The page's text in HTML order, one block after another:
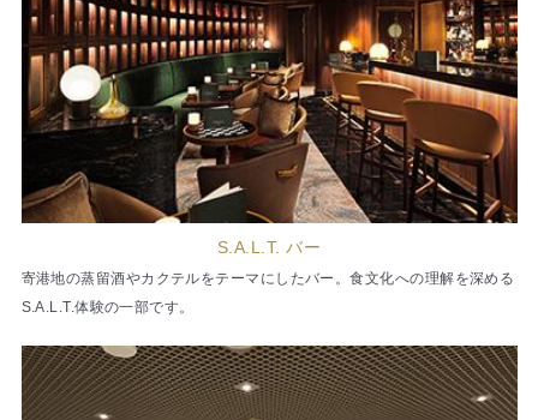
S.A.L.T. バー
寄港地の蒸留酒やカクテルをテーマにしたバー。食文化への理解を深める
S.A.L.T.体験の一部です。